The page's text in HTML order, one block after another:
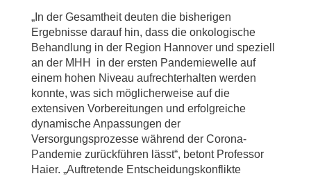
„In der Gesamtheit deuten die bisherigen
Ergebnisse darauf hin, dass die onkologische
Behandlung in der Region Hannover und speziell
an der MHH in der ersten Pandemiewelle auf
einem hohen Niveau aufrechterhalten werden
konnte, was sich möglicherweise auf die
extensiven Vorbereitungen und erfolgreiche
dynamische Anpassungen der
Versorgungsprozesse während der Corona-
Pandemie zurückführen lässt“, betont Professor
Haier. „Auftretende Entscheidungskonflikte